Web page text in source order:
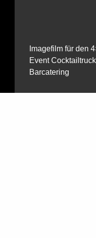
Imagefilm für den
Event
Barcatering